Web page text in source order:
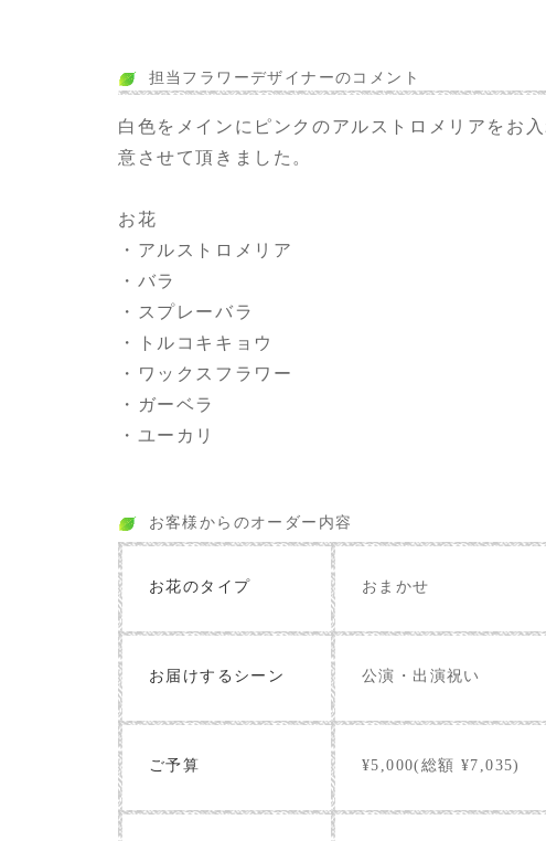
担当フラワーデザイナーのコメント
白色をメインにピンクのアルストロメリアをお
意させて頂きました。
お花
・アルストロメリア
・バラ
・スプレーバラ
・トルコキキョウ
・ワックスフラワー
・ガーベラ
・ユーカリ
お客様からのオーダー内容
お花のタイプ おまかせ
お届けするシーン 公演・出演祝い
ご予算 ¥5,000(総額 ¥7,035)